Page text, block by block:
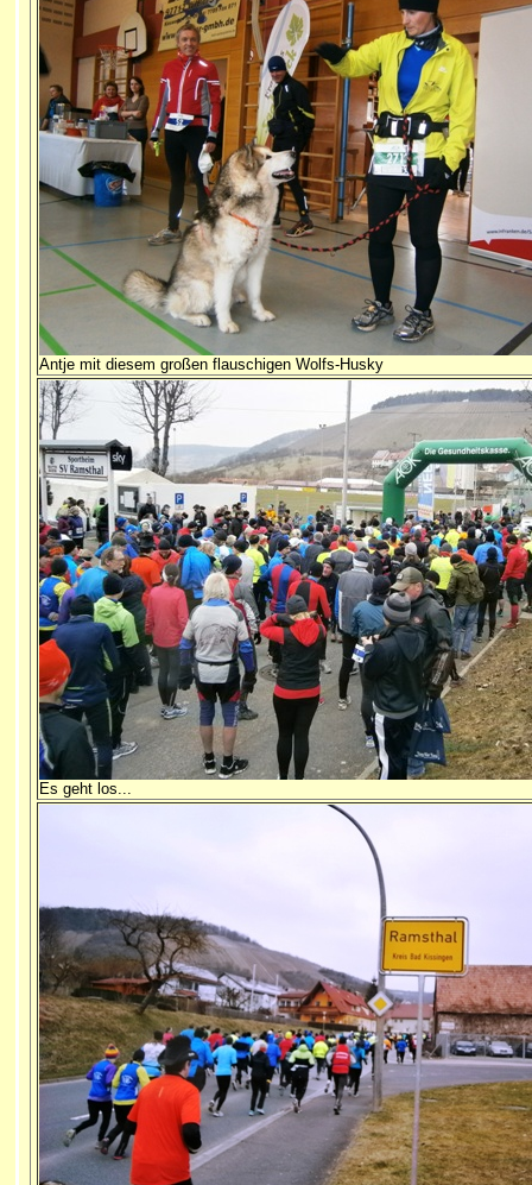
Antje mit diesem großen flauschigen Wolfs-Husky
Es geht los...